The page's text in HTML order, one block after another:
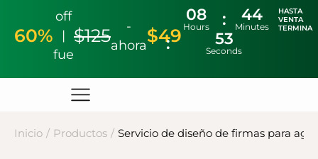
60%
off
|
fue
$125
-
ahora$49
08
Hours
44
Minutes
52
Seconds
HASTA
VENTA
TERMINA
Inicio / Productos / Servicio de diseño de firmas para